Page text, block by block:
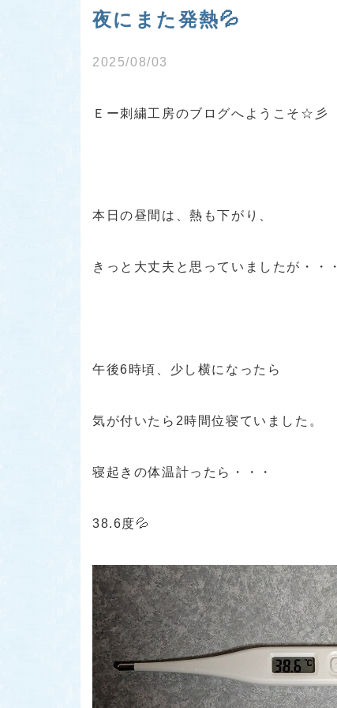
夜にまた発熱💦
2025/08/03
Ｅー刺繍工房のブログへようこそ☆彡
本日の昼間は、熱も下がり、
きっと大丈夫と思っていましたが・・・
午後6時頃、少し横になったら
気が付いたら2時間位寝ていました。
寝起きの体温計ったら・・・
38.6度💦